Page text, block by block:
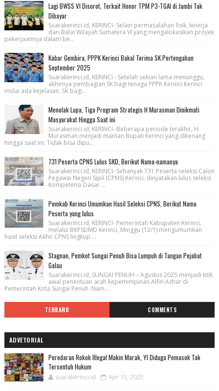
Lagi BWSS VI Disorot, Terkait Honor TPM P3-TGAI di Jambi Tak
Dibayar
Suarakerinci.id, KERINCI- Selain permasalahan fisik, kinerja
dari Balai Wilayah Sumatera VI yang mengalokasikan proyek
pekerjaannya dalam be...
Kabar Gembira, PPPK Kerinci Bakal Terima SK Pertengahan
September 2025
Suarakerinci.id, KERINCI - Setelah sekian lama menunggu,
akhirnya pembagian SK bagi tenaga PPPK Kerinci Kerinci
mulai ada kejelasan. SK bagi...
Menolak Lupa, Tiga Program Strategis H Murasman Dinikmati
Masyarakat Hingga Saat ini
Suarakerinci.id, KERINCI- Beberapa periode terakhir, H
Murasman menjadi mantan Bupati Kerinci yang dikenang
hingga saat ini. Tidak bisa dipu...
731 Peserta CPNS Lulus SKD, Berikut Nama-namanya
Suarakerinci.id, KERINCI- Sebanyak 731 Peserta seleksi Calon
Pegawai Negeri Sipil (CPNS) Kerinci, dinyatakan lulus seleksi
Kompetensi Dasar ...
Pemkab Kerinci Umumkan Hasil Seleksi CPNS, Berikut Nama
Peserta yang lulus
Suarakerinci.id, KERINCI- Pemerintah Kabupaten Kerinci,
melalui BKPSDMD Kerinci, Minggu (12/1) mengumumkan
hasil seleksi Akhir CPNS lingkup ...
Stagnan, Pemkot Sungai Penuh Bisa Lumpuh di Tangan Pejabat
Galau
Suarakerinci.id, SUNGAI PENUH – Agustus 2025 menjadi titik
awal penentuan arah kepemimpinan Alfin-Azhar di
Pemerintah Kota Sungai Penuh. Nam...
TERBARU COMMENTS
ADVETORIAL
Peredaran Rokok Illegal Makin Marak, YI Diduga Pemasok Tak
Tersentuh Hukum
suarakerinci.id Apr 15, 2025